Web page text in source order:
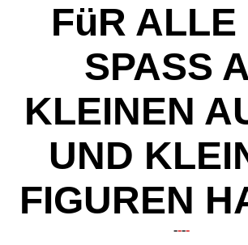
FüR ALLE
SPASS
KLEINEN
UND
FIGUREN
----